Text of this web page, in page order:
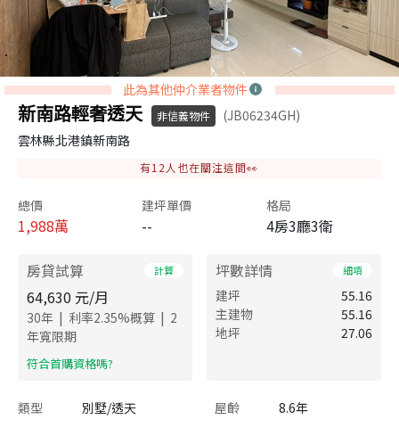
此為其他仲介業者物件
新南路輕奢透天 非信義物件
(JB06234GH)
雲林縣北港鎮新南路
有12 人也在關注這間👀
總價
1,988萬
建坪單價
--
格局
4房3廳3衛
房貸試算 計算
64,630 元/月
30年 | 利率2.35%概算 | 2
年寬限期
​符合首購資格嗎?
坪數詳情 細項
建坪
55.16
主建物
55.16
地坪
27.06
類型 別墅/透天 屋齡
8.6年